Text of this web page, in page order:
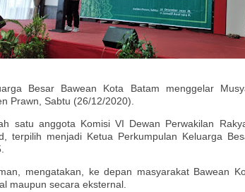
Besar Bawean Kota Batam menggelar
Prawn, Sabtu (26/12/2020).
satu anggota Komisi VI Dewan Perwakilan
terpilih menjadi Ketua Perkumpulan Keluarga
mengatakan, ke depan masyarakat Bawean
maupun secara eksternal.